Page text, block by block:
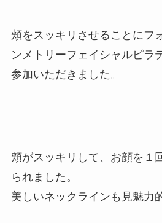
頬をスッキリさせることにフ
ンメトリーフェイシャルピラ
参加いただきました。
頬がスッキリして、お顔を１
られました。
美しいネックラインも見魅力